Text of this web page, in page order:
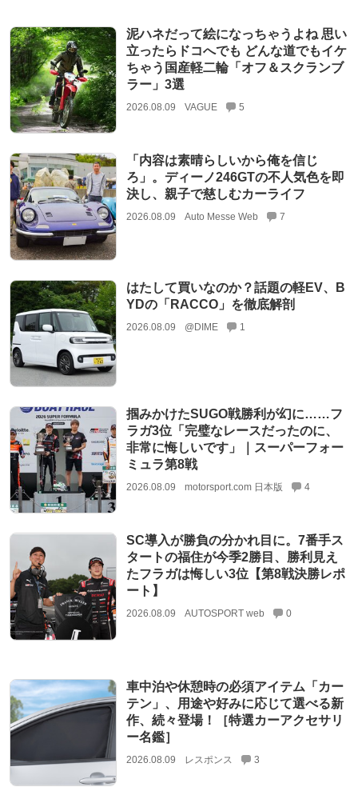
泥ハネだって絵になっちゃうよね 思い
立ったらドコへでも どんな道でもイケ
ちゃう国産軽二輪「オフ＆スクランブ
ラー」3選
2026.08.09 VAGUE 5
「内容は素晴らしいから俺を信じ
ろ」。ディーノ246GTの不人気色を即
決し、親子で慈しむカーライフ
2026.08.09 Auto Messe Web 7
はたして買いなのか？話題の軽EV、B
YDの「RACCO」を徹底解剖
2026.08.09 @DIME 1
掴みかけたSUGO戦勝利が幻に……フ
ラガ3位「完璧なレースだったのに、
非常に悔しいです」｜スーパーフォー
ミュラ第8戦
2026.08.09 motorsport.com 日本版 4
SC導入が勝負の分かれ目に。7番手ス
タートの福住が今季2勝目、勝利見え
たフラガは悔しい3位【第8戦決勝レポ
ート】
2026.08.09 AUTOSPORT web 0
車中泊や休憩時の必須アイテム「カー
テン」、用途や好みに応じて選べる新
作、続々登場！［特選カーアクセサリ
ー名鑑］
2026.08.09 レスポンス 3